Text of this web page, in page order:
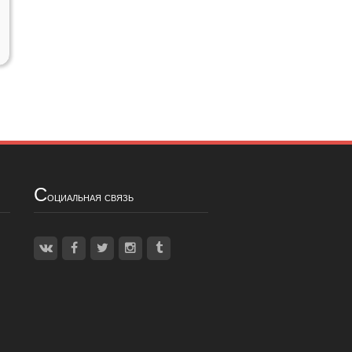
Социальная связь